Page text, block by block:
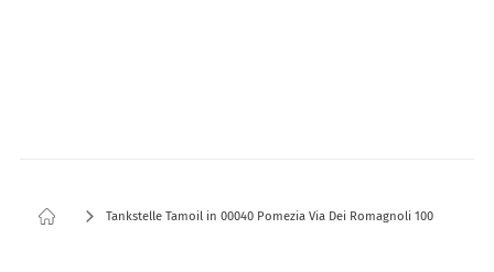
Tankstelle Tamoil in 00040 Pomezia Via Dei Romagnoli 100